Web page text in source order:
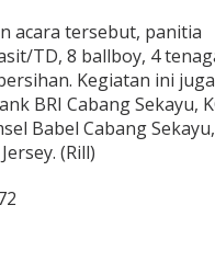
acara tersebut, panitia
TD, 8 ballboy, 4
Kegiatan ini juga
BRI Cabang Sekayu,
Babel Cabang
(Rill)